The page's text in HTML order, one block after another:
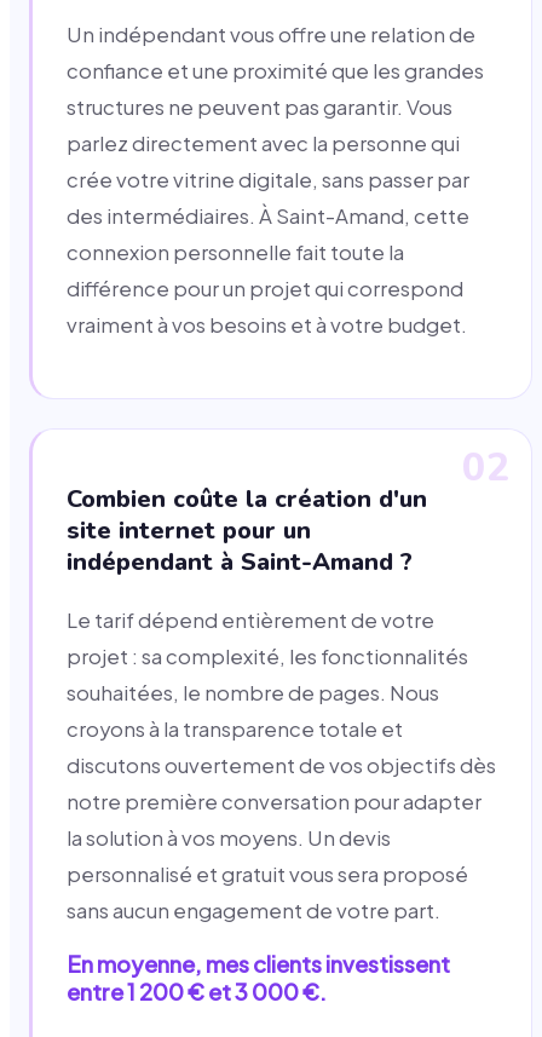
Un indépendant vous offre une relation de
confiance et une proximité que les grandes
structures ne peuvent pas garantir. Vous
parlez directement avec la personne qui
crée votre vitrine digitale, sans passer par
des intermédiaires. À Saint-Amand, cette
connexion personnelle fait toute la
différence pour un projet qui correspond
vraiment à vos besoins et à votre budget.
02
Combien coûte la création d'un
site internet pour un
indépendant à Saint-Amand ?
Le tarif dépend entièrement de votre
projet : sa complexité, les fonctionnalités
souhaitées, le nombre de pages. Nous
croyons à la transparence totale et
discutons ouvertement de vos objectifs dès
notre première conversation pour adapter
la solution à vos moyens. Un devis
personnalisé et gratuit vous sera proposé
sans aucun engagement de votre part.
En moyenne, mes clients investissent
entre 1 200 € et 3 000 €.